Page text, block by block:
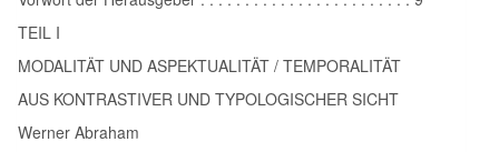
TEIL I
MODALITÄT UND ASPEKTUALITÄT / TEMPORALITÄT
AUS KONTRASTIVER UND TYPOLOGISCHER SICHT
Werner Abraham